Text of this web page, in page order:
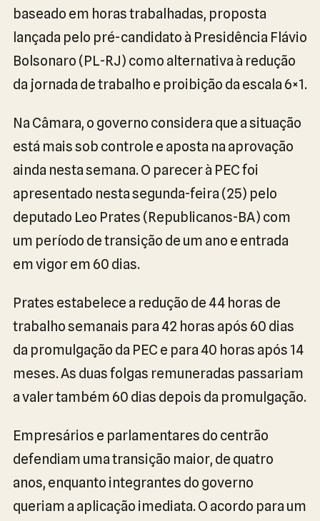
baseado em horas trabalhadas, proposta
lançada pelo pré-candidato à Presidência Flávio
Bolsonaro (PL-RJ) como alternativa à redução
da jornada de trabalho e proibição da escala 6×1.
Na Câmara, o governo considera que a situação
está mais sob controle e aposta na aprovação
ainda nesta semana. O parecer à PEC foi
apresentado nesta segunda-feira (25) pelo
deputado Leo Prates (Republicanos-BA) com
um período de transição de um ano e entrada
em vigor em 60 dias.
Prates estabelece a redução de 44 horas de
trabalho semanais para 42 horas após 60 dias
da promulgação da PEC e para 40 horas após 14
meses. As duas folgas remuneradas passariam
a valer também 60 dias depois da promulgação.
Empresários e parlamentares do centrão
defendiam uma transição maior, de quatro
anos, enquanto integrantes do governo
queriam a aplicação imediata. O acordo para um